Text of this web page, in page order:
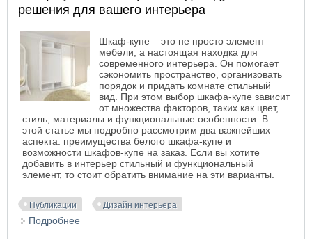
решения для вашего интерьера
Шкаф-купе – это не просто элемент
мебели, а настоящая находка для
современного интерьера. Он помогает
сэкономить пространство, организовать
порядок и придать комнате стильный
вид. При этом выбор шкафа-купе зависит
от множества факторов, таких как цвет,
стиль, материалы и функциональные особенности. В
этой статье мы подробно рассмотрим два важнейших
аспекта: преимущества белого шкафа-купе и
возможности шкафов-купе на заказ. Если вы хотите
добавить в интерьер стильный и функциональный
элемент, то стоит обратить внимание на эти варианты.
Публикации Дизайн интерьера
Подробнее